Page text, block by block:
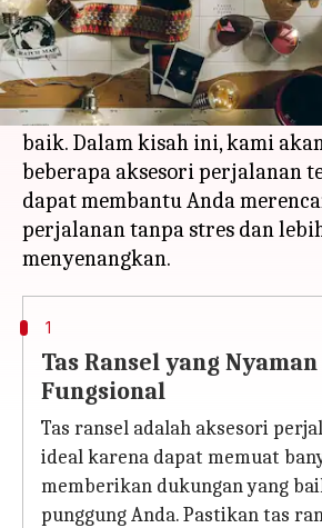
Apa ceritanya
Perjalanan dapat menjadi
menyenangkan dan menarik,
menjadi stres jika tidak
baik. Dalam kisah ini, kami
beberapa aksesori perjalanan
dapat membantu Anda
perjalanan tanpa stres dan
1
Tas Ransel yang
Fungsional
Tas ransel adalah aksesori
ideal karena dapat memuat
memberikan dukungan yang
punggung Anda. Pastikan tas